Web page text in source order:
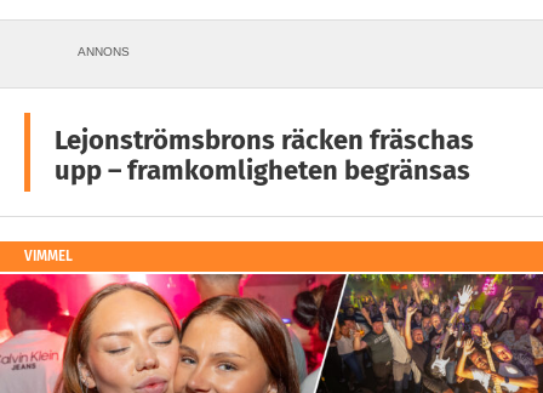
ANNONS
Lejonströmsbrons räcken fräschas
upp – framkomligheten begränsas
VIMMEL